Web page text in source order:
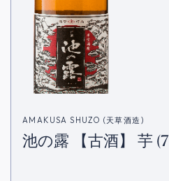
AMAKUSA SHUZO (天草酒造)
池の露 【古酒】 芋